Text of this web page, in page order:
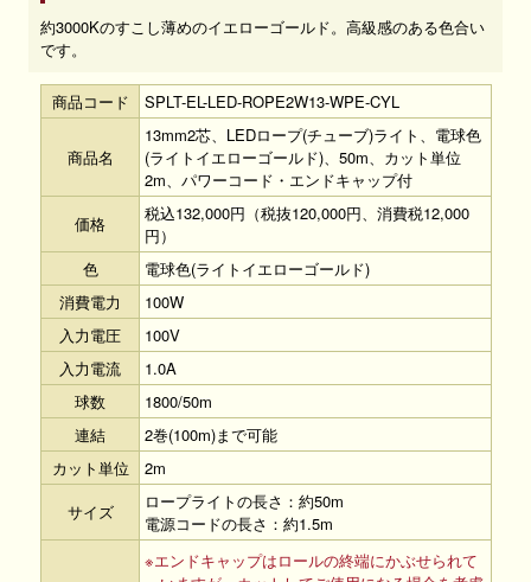
約3000Kのすこし薄めのイエローゴールド。高級感のある色合い
です。
商品コード SPLT-EL-LED-ROPE2W13-WPE-CYL
商品名
13mm2芯、LEDロープ(チューブ)ライト、電球色
(ライトイエローゴールド)、50m、カット単位
2m、パワーコード・エンドキャップ付
価格
税込132,000円（税抜120,000円、消費税12,000
円）
色
電球色(ライトイエローゴールド)
消費電力
100W
入力電圧
100V
入力電流
1.0A
球数
1800/50m
連結
2巻(100m)まで可能
カット単位
2m
サイズ
ロープライトの長さ：約50m
電源コードの長さ：約1.5m
※エンドキャップはロールの終端にかぶせられて